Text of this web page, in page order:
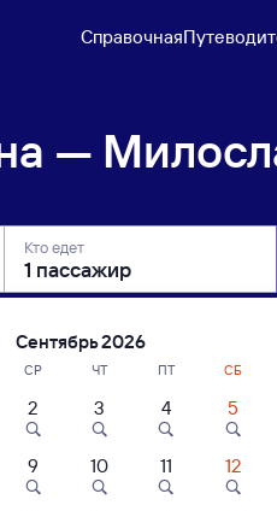
Справочная
—
Кто едет
Сентябрь 2026
СР ЧТ ПТ СБ
2 3 4 5
9 10 11 12